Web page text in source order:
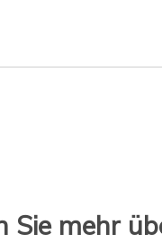
Sie mehr